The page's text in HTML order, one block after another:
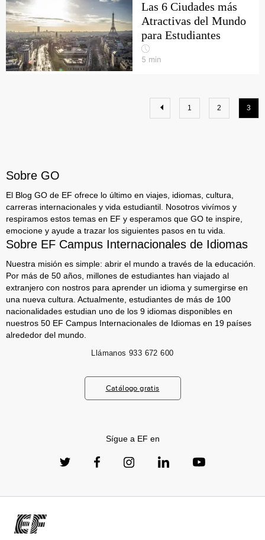
Las 6 Ciudades más
Atractivas del Mundo
para Estudiantes
5 min
1 2 3
Sobre GO
El Blog GO de EF ofrece lo último en viajes, idiomas, cultura,
carreras internacionales y vida estudiantil. Nosotros vivímos y
respiramos estos temas en EF y esperamos que GO te inspire,
emocione y ayude a trazar los siguientes pasos en tu vida.
Sobre EF Campus Internacionales de Idiomas
Nuestra misión es simple: abrir el mundo a través de la educación.
Por más de 50 años, millones de estudiantes han viajado al
extranjero con nostros para aprender un idioma y sumergirse en
una nueva cultura. Actualmente, estudiantes de más de 100
nacionalidades estudian uno de los 9 idiomas disponibles en
nuestros 50 EF Campus Internacionales de Idiomas en 19 países
alrededor del mundo.
Llámanos 933 672 600
Catálogo gratis
Sígue a EF en